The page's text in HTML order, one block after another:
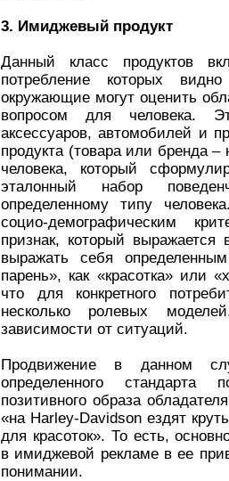
3. Имиджевый продукт
Данный класс продуктов
потребление которых
окружающие могут оценить
вопросом для человека.
аксессуаров, автомобилей и
продукта (товара или бренда
человека, который
эталонный набор
определенному типу
социо-демографическим
признак, который выражается
выражать себя
парень», как «красотка» или
что для конкретного
несколько ролевых
зависимости от ситуаций.
Продвижение в данном
определенного стандарта
позитивного образа
«на Harley-Davidson ездят
для красоток». То есть,
в имиджевой рекламе в ее
понимании.